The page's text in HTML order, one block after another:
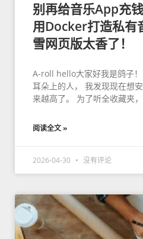
别再给音乐App充
用Docker打造私有
雪网页版太香了！
A-roll hello大家好我是鸽子
耳朵上的人， 我发现现在想
来越高了。 为了听全收藏夹
阅读全文 »
2026-04-30 没有评论